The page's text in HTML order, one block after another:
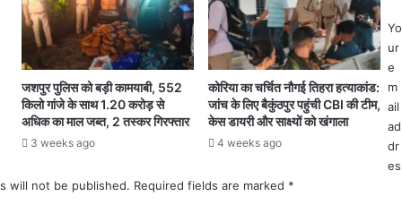
प्र
मा
की
मौ
जशपुर पुलिस को बड़ी कामयाबी, 552
किलो गांजे के साथ 1.20 करोड़ से
अधिक का माल जब्त, 2 तस्कर गिरफ्तार
3 weeks ago
कोरिया का चर्चित नौगई तिहरा हत्याकांड:
जांच के लिए बैकुंठपुर पहुंची CBI की टीम,
केस डायरी और साक्ष्यों को खंगाला
4 weeks ago
Yo
ur
e
m
ail
ad
dr
es
s will not be published. Required fields are marked *